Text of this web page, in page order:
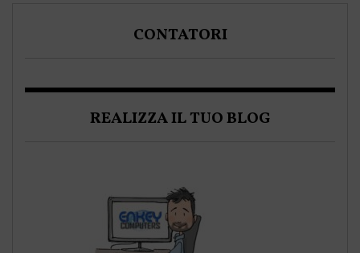
CONTATORI
REALIZZA IL TUO BLOG